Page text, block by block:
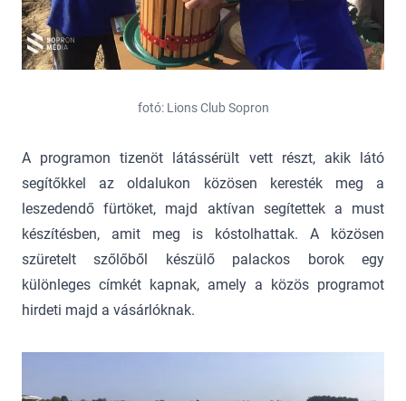
fotó: Lions Club Sopron
A programon tizenöt látássérült vett részt, akik látó
segítőkkel az oldalukon közösen keresték meg a
leszedendő fürtöket, majd aktívan segítettek a must
készítésben, amit meg is kóstolhattak. A közösen
szüretelt szőlőből készülő palackos borok egy
különleges címkét kapnak, amely a közös programot
hirdeti majd a vásárlóknak.